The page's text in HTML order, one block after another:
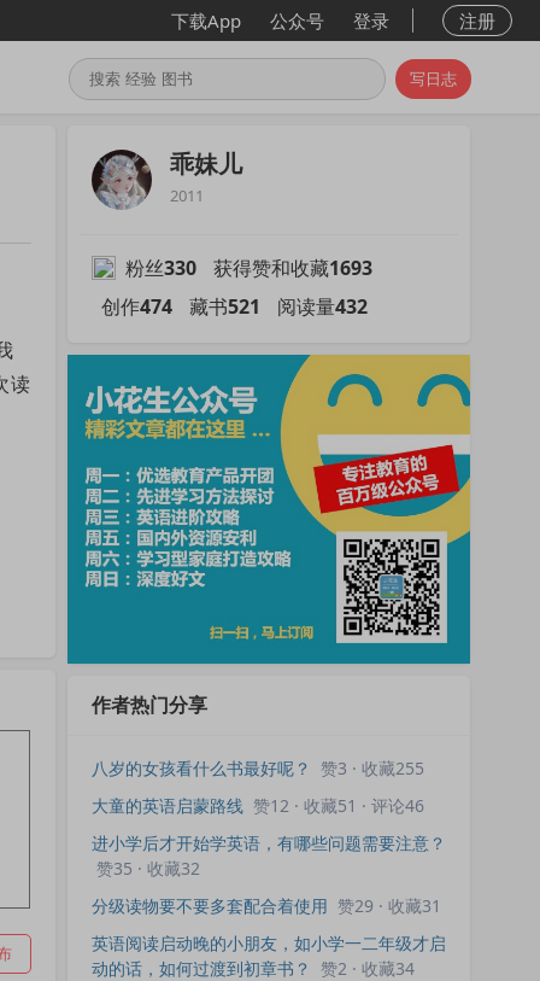
下载App 公众号 登录 注册
写日志
读
乖妹儿
2011
粉丝330 获得赞和收藏1693
创作474 藏书521 阅读量432
作者热门分享
八岁的女孩看什么书最好呢？
赞3 · 收藏255
大童的英语启蒙路线 赞12 · 收藏51 · 评论46
进小学后才开始学英语，有哪些问题需要注意？
赞35 · 收藏32
分级读物要不要多套配合着使用 赞29 · 收藏31
英语阅读启动晚的小朋友，如小学一二年级才启
动的话，如何过渡到初章书？
赞2 · 收藏34